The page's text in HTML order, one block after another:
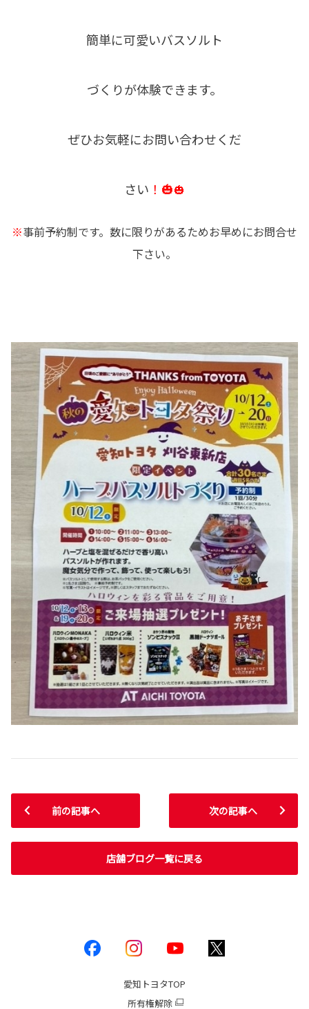
簡単に可愛いバスソルト
づくりが体験できます。
ぜひお気軽にお問い合わせくだ
さい ！🎃🎃
※事前予約制です。数に限りがあるためお早めにお問合せ
下さい。
前の記事へ
店舗ブログ一覧に戻る
次の記事へ
愛知トヨタTOP
所有権解除